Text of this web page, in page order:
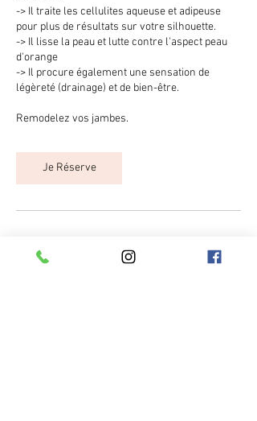
-> Il traite les cellulites aqueuse et adipeuse
pour plus de résultats sur votre silhouette.
-> Il lisse la peau et lutte contre l'aspect peau
d'orange
-> Il procure également une sensation de
légèreté (drainage) et de bien-être.
Remodelez vos jambes.
Je Réserve